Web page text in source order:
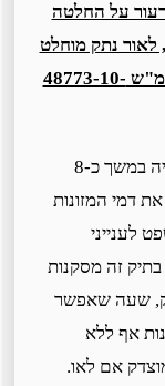
על החלטה
נתק מוחלט
שקיים בין הבת לאב (ניתן ביום 8/2/24 – עמ"ש 48773-10-
מדובר בבת כ-17, שסירבה להיפגש עם אביה במשך כ-8
דמי המזונות
לענייני
זה מסקנות
שעה שאפשר
אף ללא
אם לאו.